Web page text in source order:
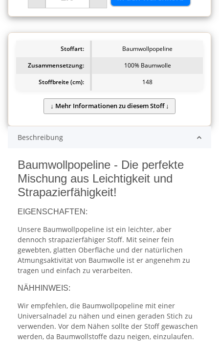
Stoffart:
Baumwollpopeline
Zusammensetzung:
100% Baumwolle
Stoffbreite (cm):
148
Beschreibung
Baumwollpopeline - Die perfekte
Mischung aus Leichtigkeit und
Strapazierfähigkeit!
EIGENSCHAFTEN:
Unsere Baumwollpopeline ist ein leichter, aber
dennoch strapazierfähiger Stoff. Mit seiner fein
gewebten, glatten Oberfläche und der natürlichen
Atmungsaktivität von Baumwolle ist er angenehm zu
tragen und einfach zu verarbeiten.
NÄHHINWEIS:
Wir empfehlen, die Baumwollpopeline mit einer
Universalnadel zu nähen und einen geraden Stich zu
verwenden. Vor dem Nähen sollte der Stoff gewaschen
werden, da Baumwollstoffe dazu neigen, einzulaufen.